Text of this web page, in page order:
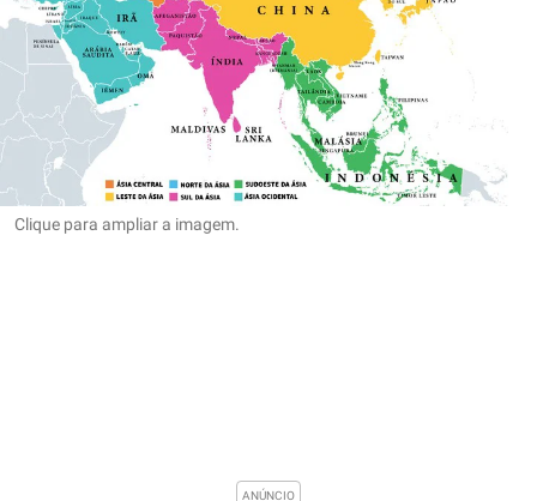
Clique para ampliar a imagem.